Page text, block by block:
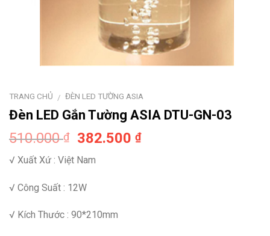
TRANG CHỦ / ĐÈN LED TƯỜNG ASIA
Đèn LED Gắn Tường ASIA DTU-GN-03
510.000₫ 382.500₫
√ Xuất Xứ : Việt Nam
√ Công Suất : 12W
√ Kích Thước : 90*210mm